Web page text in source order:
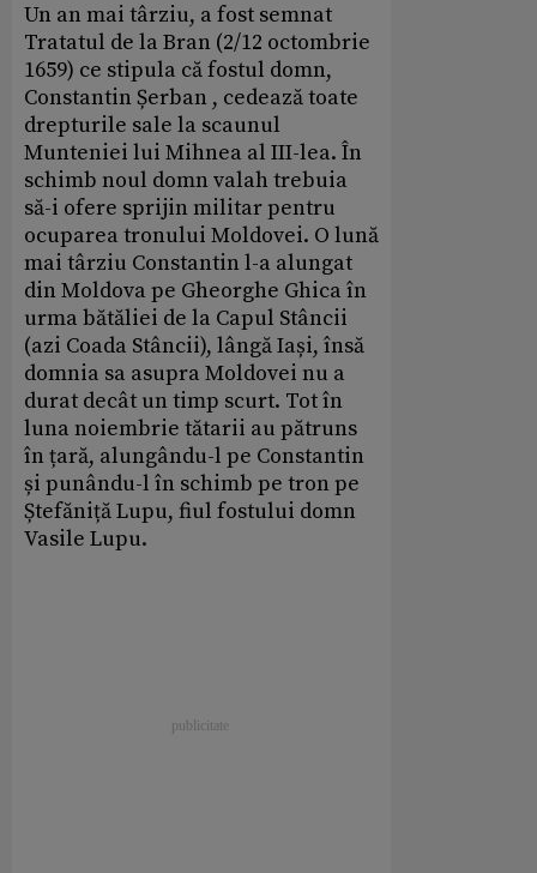
Un an mai târziu, a fost semnat
Tratatul de la Bran (2/12 octombrie
1659) ce stipula că fostul domn,
Constantin Șerban , cedează toate
drepturile sale la scaunul
Munteniei lui Mihnea al III-lea. În
schimb noul domn valah trebuia
să-i ofere sprijin militar pentru
ocuparea tronului Moldovei. O lună
mai târziu Constantin l-a alungat
din Moldova pe Gheorghe Ghica în
urma bătăliei de la Capul Stâncii
(azi Coada Stâncii), lângă Iași, însă
domnia sa asupra Moldovei nu a
durat decât un timp scurt. Tot în
luna noiembrie tătarii au pătruns
în țară, alungându-l pe Constantin
și punându-l în schimb pe tron pe
Ștefăniță Lupu, fiul fostului domn
Vasile Lupu.